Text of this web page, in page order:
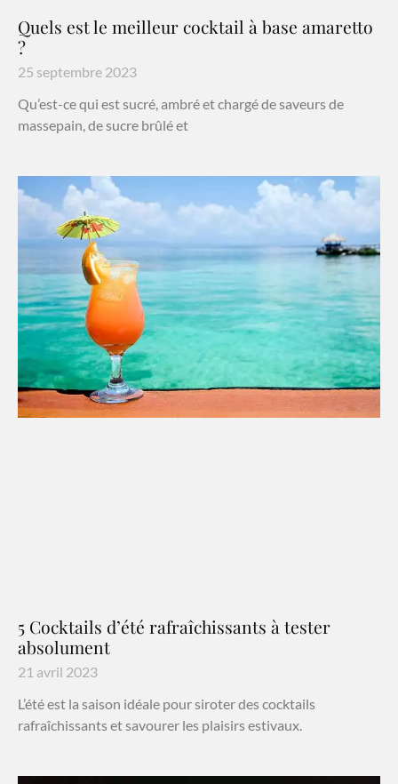
Quels est le meilleur cocktail à base amaretto
?
25 septembre 2023
Qu’est-ce qui est sucré, ambré et chargé de saveurs de
massepain, de sucre brûlé et
5 Cocktails d’été rafraîchissants à tester
absolument
21 avril 2023
L’été est la saison idéale pour siroter des cocktails
rafraîchissants et savourer les plaisirs estivaux.